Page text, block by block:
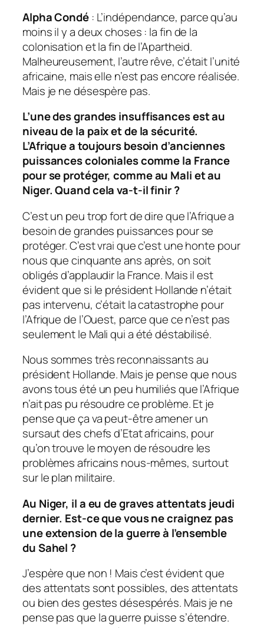
Alpha Condé: L’indépendance, parce qu’au
moins il y a deux choses : la fin de la
colonisation et la fin de l’Apartheid.
Malheureusement, l’autre rêve, c’était l’unité
africaine, mais elle n’est pas encore réalisée.
Mais je ne désespère pas.
L’une des grandes insuffisances est au
niveau de la paix et de la sécurité.
L’Afrique a toujours besoin d’anciennes
puissances coloniales comme la France
pour se protéger, comme au Mali et au
Niger. Quand cela va-t-il finir ?
C’est un peu trop fort de dire que l’Afrique a
besoin de grandes puissances pour se
protéger. C’est vrai que c’est une honte pour
nous que cinquante ans après, on soit
obligés d’applaudir la France. Mais il est
évident que si le président Hollande n’était
pas intervenu, c’était la catastrophe pour
l’Afrique de l’Ouest, parce que ce n’est pas
seulement le Mali qui a été déstabilisé.
Nous sommes très reconnaissants au
président Hollande. Mais je pense que nous
avons tous été un peu humiliés que l’Afrique
n’ait pas pu résoudre ce problème. Et je
pense que ça va peut-être amener un
sursaut des chefs d’Etat africains, pour
qu’on trouve le moyen de résoudre les
problèmes africains nous-mêmes, surtout
sur le plan militaire.
Au Niger, il a eu de graves attentats jeudi
dernier. Est-ce que vous ne craignez pas
une extension de la guerre à l’ensemble
du Sahel ?
J’espère que non ! Mais c’est évident que
des attentats sont possibles, des attentats
ou bien des gestes désespérés. Mais je ne
pense pas que la guerre puisse s’étendre.